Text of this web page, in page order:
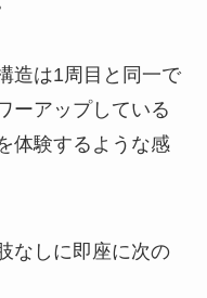
造は1周目と同一で
ーアップしている
体験するような感
なしに即座に次の